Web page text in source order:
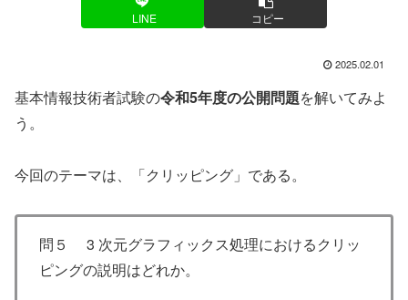
LINE コピー
2025.02.01
基本情報技術者試験の令和5年度の公開問題を解いてみよ
う。
今回のテーマは、「クリッピング」である。
問５ 3 次元グラフィックス処理におけるクリッ
ピングの説明はどれか。